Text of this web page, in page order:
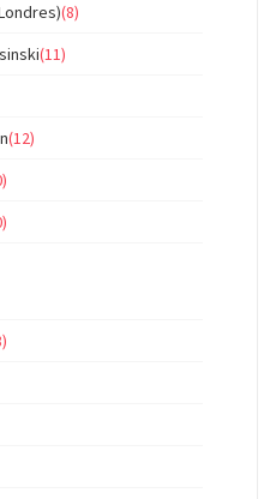
(8)
(11)
(12)